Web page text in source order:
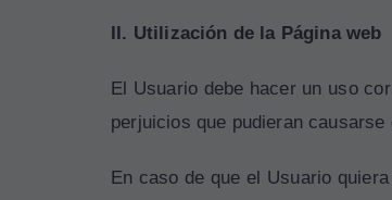
II. Utilización de la Página web
El Usuario debe hacer un uso
perjuicios que pudieran
En caso de que el Usuario